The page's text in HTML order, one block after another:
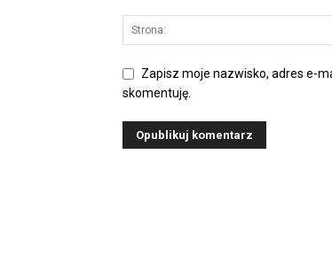
Zapisz moje nazwisko, adres e-
skomentuję.